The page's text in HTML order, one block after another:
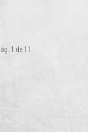
1 de 11